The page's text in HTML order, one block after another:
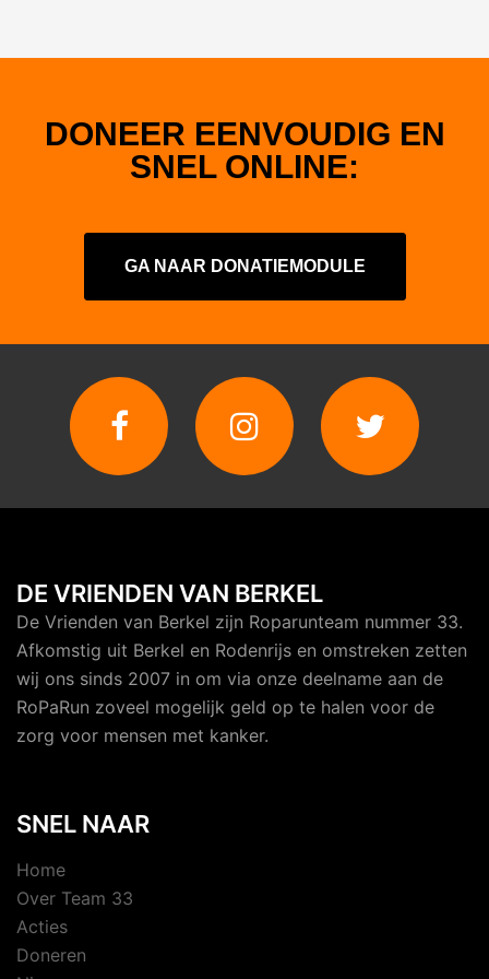
DONEER EENVOUDIG EN
SNEL ONLINE:
GA NAAR DONATIEMODULE
DE VRIENDEN VAN BERKEL
De Vrienden van Berkel zijn Roparunteam nummer 33.
Afkomstig uit Berkel en Rodenrijs en omstreken zetten
wij ons sinds 2007 in om via onze deelname aan de
RoPaRun zoveel mogelijk geld op te halen voor de
zorg voor mensen met kanker.
SNEL NAAR
Home
Over Team 33
Acties
Doneren